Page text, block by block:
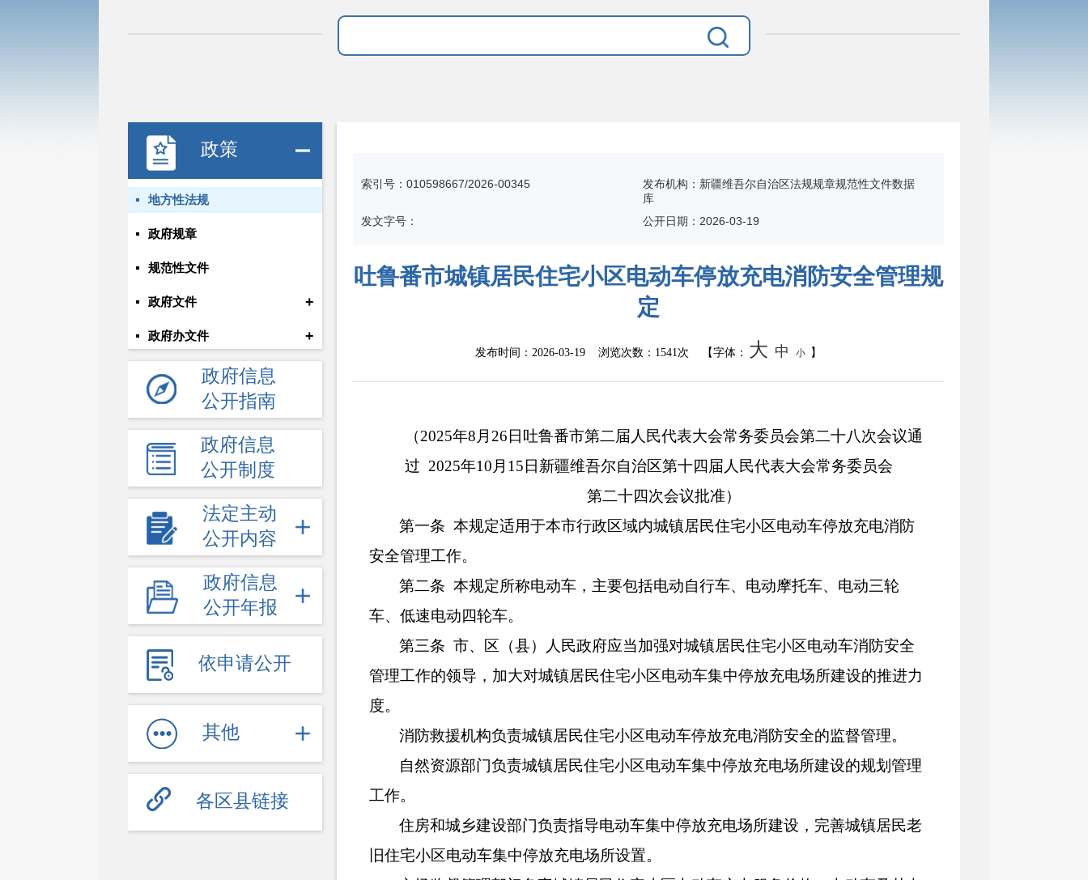
政策
地方性法规
政府规章
规范性文件
政府文件 +
政府办文件 +
政府信息
公开指南
政府信息
公开制度
法定主动
公开内容
政府信息
公开年报
依申请公开
其他
各区县链接
索引号：010598667/2026-00345
发布机构：新疆维吾尔自治区法规规章规范性文件数据
库
发文字号：
公开日期：2026-03-19
吐鲁番市城镇居民住宅小区电动车停放充电消防安全管理规
定
发布时间： 2026-03-19 浏览次数： 1541次 【字体： 大 中 小 】
（2025年8月26日吐鲁番市第二届人民代表大会常务委员会第二十八次会议通
过 2025年10月15日新疆维吾尔自治区第十四届人民代表大会常务委员会
第二十四次会议批准）
第一条本规定适用于本市行政区域内城镇居民住宅小区电动车停放充电消防
安全管理工作。
第二条本规定所称电动车， 主要包括电动自行车、电动摩托车、电动三轮
车、低速电动四轮车。
第三条市、区 （县） 人民政府应当加强对城镇居民住宅小区电动车消防安全
管理工作的领导，加大对城镇居民住宅小区电动车集中停放充电场所建设的推进力
度。
消防救援机构负责城镇居民住宅小区电动车停放充电消防安全的监督管理。
自然资源部门负责城镇居民住宅小区电动车集中停放充电场所建设的规划管理
工作。
住房和城乡建设部门负责指导电动车集中停放充电场所建设 ， 完善城镇居民老
旧住宅小区电动车集中停放充电场所设置。